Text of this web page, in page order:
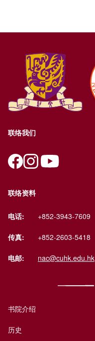
联络我们
联络资料
电话: +852-3943-7609
传真: +852-2603-5418
电邮: nac@cuhk.edu.hk
书院介绍
历史